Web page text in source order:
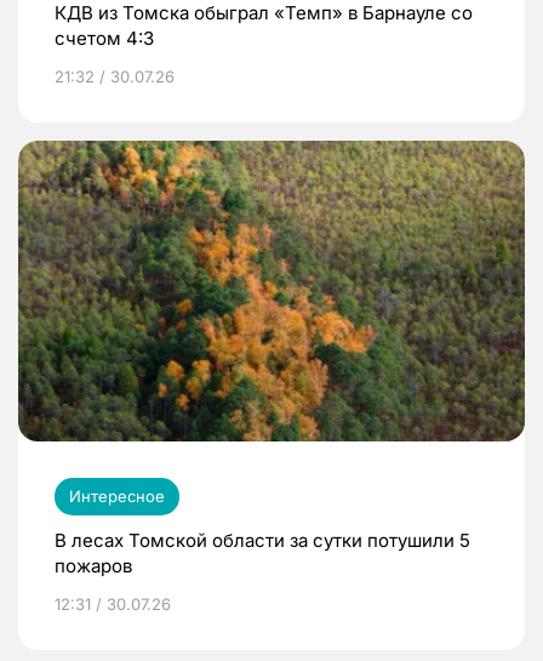
КДВ из Томска обыграл «Темп» в Барнауле со
счетом 4:3
21:32 / 30.07.26
Интересное
В лесах Томской области за сутки потушили 5
пожаров
12:31 / 30.07.26